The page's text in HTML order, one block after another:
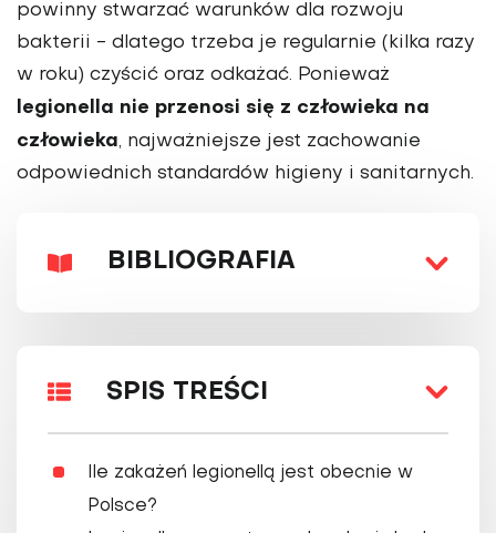
powinny stwarzać warunków dla rozwoju
bakterii - dlatego trzeba je regularnie (kilka razy
w roku) czyścić oraz odkażać. Ponieważ
legionella nie przenosi się z człowieka na
człowieka, najważniejsze jest zachowanie
odpowiednich standardów higieny i sanitarnych.
BIBLIOGRAFIA
SPIS TREŚCI
Ile zakażeń legionellą jest obecnie w
Polsce?